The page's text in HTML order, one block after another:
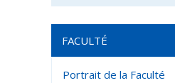
FACULTÉ
Portrait de la Faculté